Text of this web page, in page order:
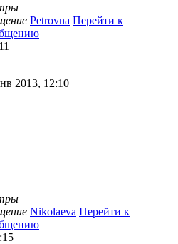
Petrovna Перейти к
2013, 12:10
Nikolaeva Перейти к